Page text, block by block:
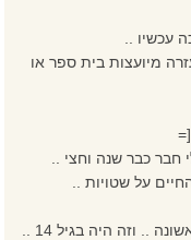
עכשיו ..
מיועצות בית ספר או
חבר כבר שנה וחצי ..
על שטויות ..
.. וזה היה בגיל 14 ..